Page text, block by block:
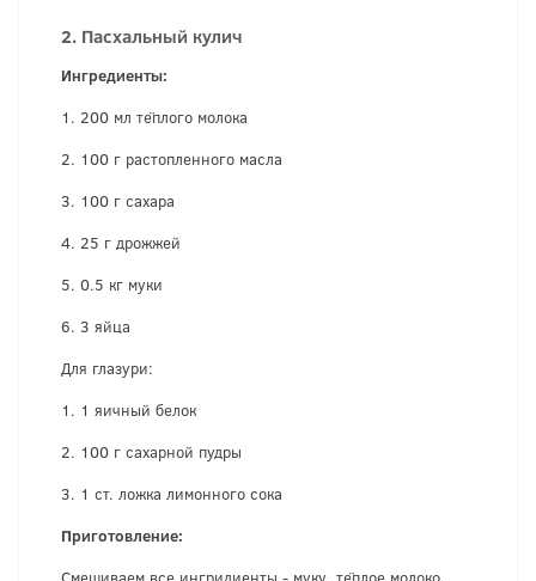
2. Пасхальный кулич
Ингредиенты:
1. 200 мл тёплого молока
2. 100 г растопленного масла
3. 100 г сахара
4. 25 г дрожжей
5. 0.5 кг муки
6. 3 яйца
Для глазури:
1. 1 яичный белок
2. 100 г сахарной пудры
3. 1 ст. ложка лимонного сока
Приготовление: